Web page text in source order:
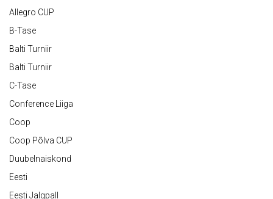
Allegro CUP
B-Tase
Balti Turniir
Balti Turniir
C-Tase
Conference Liiga
Coop
Coop Põlva CUP
Duubelnaiskond
Eesti
Eesti Jalgpall